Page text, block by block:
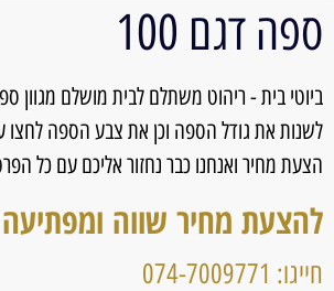
ספה דגם 100
ביוטי בית - ריהוט משתלם לבית מושלם מגוון
לשנות את גודל הספה וכן את צבע הספה לחצו
הצעת מחיר ואנחנו כבר נחזור אליכם עם כל
להצעת מחיר שווה ומפתיעה
חייגו: 074-7009771